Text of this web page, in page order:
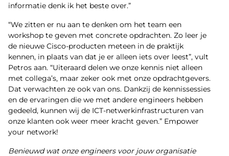
informatie denk ik het beste over.”
“We zitten er nu aan te denken om het team een
workshop te geven met concrete opdrachten. Zo leer je
de nieuwe Cisco-producten meteen in de praktijk
kennen, in plaats van dat je er alleen iets over leest”, vult
Petros aan. “Uiteraard delen we onze kennis niet alleen
met collega’s, maar zeker ook met onze opdrachtgevers.
Dat verwachten ze ook van ons. Dankzij de kennissessies
en de ervaringen die we met andere engineers hebben
gedeeld, kunnen wij de ICT-netwerkinfrastructuren van
onze klanten ook weer meer kracht geven.” Empower
your network!
Benieuwd wat onze engineers voor jouw organisatie